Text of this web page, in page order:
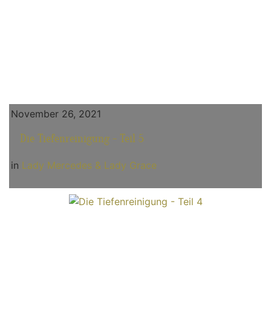
November 26, 2021
Die Tiefenreinigung - Teil 5
in Lady Mercedes & Lady Grace